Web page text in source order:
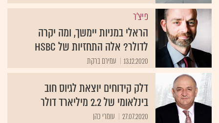
פיצ'ר
הראלי במניות יימשך, ומה יקרה
לדולר? אלה התחזיות של HSBC
13.12.2020 עמירם ברקת
דלק קידוחים יוצאת לגיוס חוב
בינלאומי של 2.2 מיליארד דולר
27.07.2020 עומרי כהן